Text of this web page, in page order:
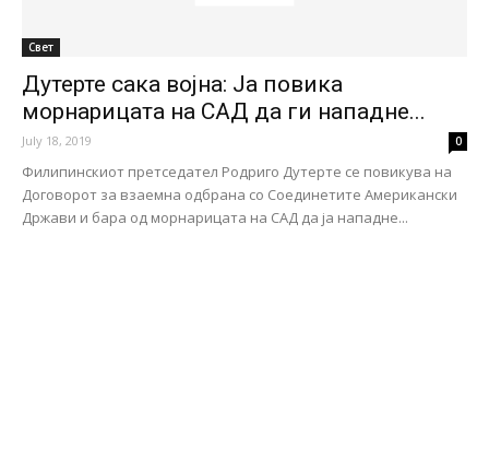
Свет
Дутерте сака војна: Ја повика
морнарицата на САД да ги нападне...
July 18, 2019 0
Филипинскиот претседател Родриго Дутерте се повикува на
Договорот за взаемна одбрана со Соединетите Американски
Држави и бара од морнарицата на САД да ја нападне...